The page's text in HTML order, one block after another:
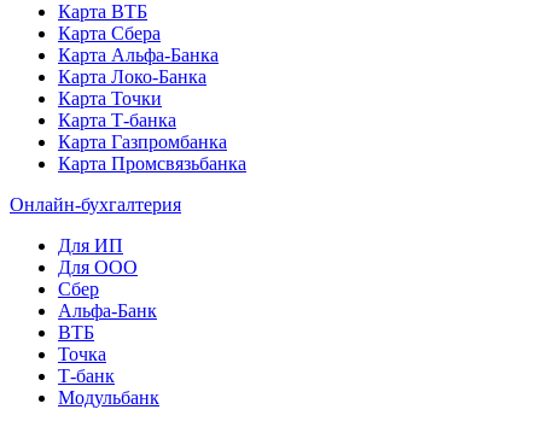
Карта ВТБ
Карта Сбера
Карта Альфа-Банка
Карта Локо-Банка
Карта Точки
Карта Т-банка
Карта Газпромбанка
Карта Промсвязьбанка
Онлайн-бухгалтерия
Для ИП
Для ООО
Сбер
Альфа-Банк
ВТБ
Точка
Т-банк
Модульбанк